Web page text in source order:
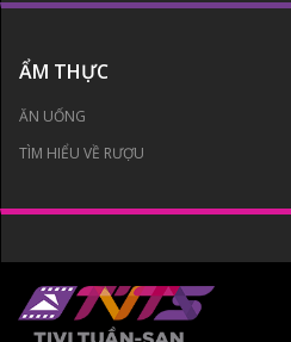
ẨM THỰC
ĂN UỐNG
TÌM HIỂU VỀ RƯỢU